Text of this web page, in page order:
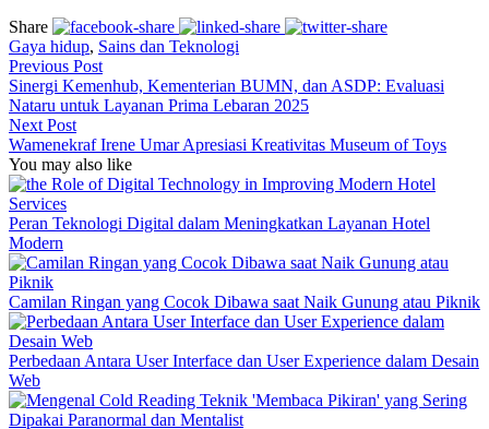
Share
Gaya hidup, Sains dan Teknologi
Previous Post
Sinergi Kemenhub, Kementerian BUMN, dan ASDP: Evaluasi
Nataru untuk Layanan Prima Lebaran 2025
Next Post
Wamenekraf Irene Umar Apresiasi Kreativitas Museum of Toys
You may also like
Peran Teknologi Digital dalam Meningkatkan Layanan Hotel
Modern
Camilan Ringan yang Cocok Dibawa saat Naik Gunung atau Piknik
Perbedaan Antara User Interface dan User Experience dalam Desain
Web